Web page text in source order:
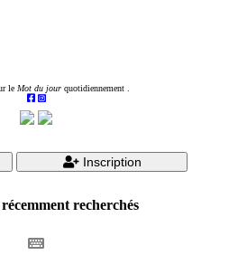
le Mot du jour quotidiennement .
Inscription
recherchés